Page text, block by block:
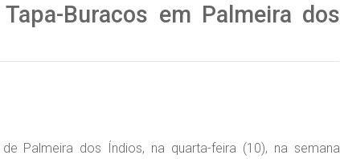
Buracos em Palmeira dos
Palmeira dos Índios, na quarta-feira (10), na semana